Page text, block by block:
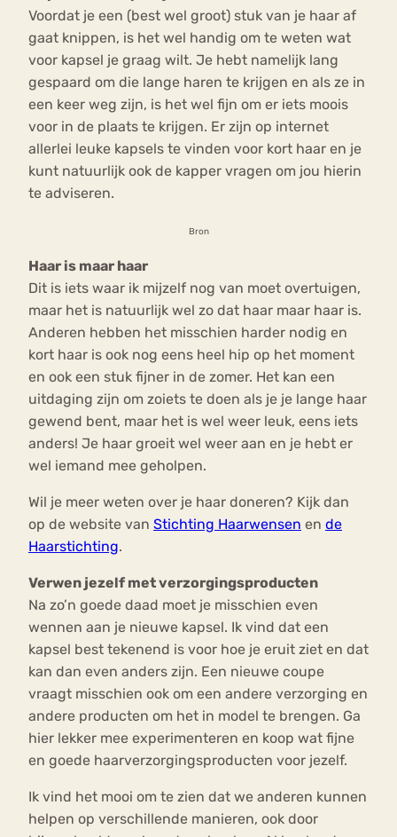
Voordat je een (best wel groot) stuk van je haar af
gaat knippen, is het wel handig om te weten wat
voor kapsel je graag wilt. Je hebt namelijk lang
gespaard om die lange haren te krijgen en als ze in
een keer weg zijn, is het wel fijn om er iets moois
voor in de plaats te krijgen. Er zijn op internet
allerlei leuke kapsels te vinden voor kort haar en je
kunt natuurlijk ook de kapper vragen om jou hierin
te adviseren.
Bron
Haar is maar haar
Dit is iets waar ik mijzelf nog van moet overtuigen,
maar het is natuurlijk wel zo dat haar maar haar is.
Anderen hebben het misschien harder nodig en
kort haar is ook nog eens heel hip op het moment
en ook een stuk fijner in de zomer. Het kan een
uitdaging zijn om zoiets te doen als je je lange haar
gewend bent, maar het is wel weer leuk, eens iets
anders! Je haar groeit wel weer aan en je hebt er
wel iemand mee geholpen.
Wil je meer weten over je haar doneren? Kijk dan
op de website van Stichting Haarwensen en de
Haarstichting.
Verwen jezelf met verzorgingsproducten
Na zo’n goede daad moet je misschien even
wennen aan je nieuwe kapsel. Ik vind dat een
kapsel best tekenend is voor hoe je eruit ziet en dat
kan dan even anders zijn. Een nieuwe coupe
vraagt misschien ook om een andere verzorging en
andere producten om het in model te brengen. Ga
hier lekker mee experimenteren en koop wat fijne
en goede haarverzorgingsproducten voor jezelf.
Ik vind het mooi om te zien dat we anderen kunnen
helpen op verschillende manieren, ook door